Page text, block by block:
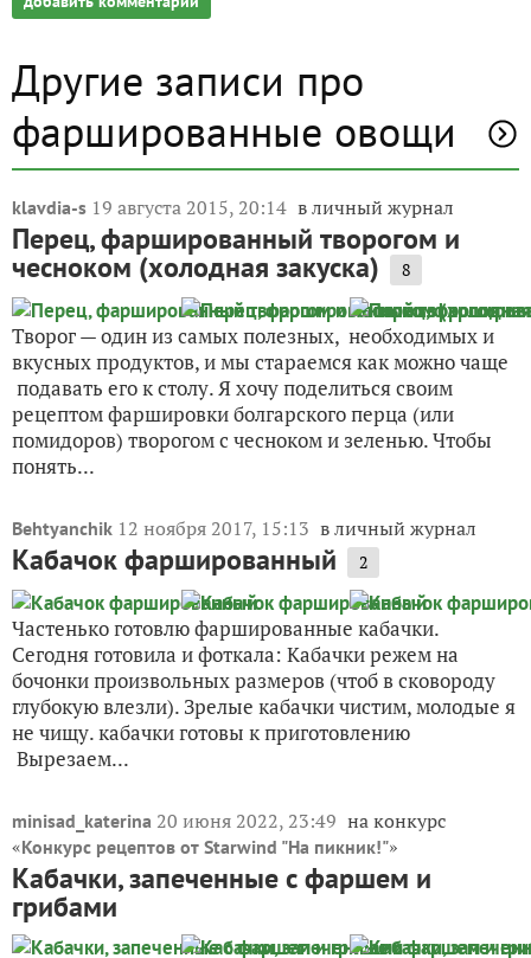
Другие записи про
фаршированные овощи
klavdia-s 19 августа 2015, 20:14 в личный журнал
Перец, фаршированный творогом и
чесноком (холодная закуска) 8
Творог — один из самых полезных, необходимых и
вкусных продуктов, и мы стараемся как можно чаще
подавать его к столу. Я хочу поделиться своим
рецептом фаршировки болгарского перца (или
помидоров) творогом с чесноком и зеленью. Чтобы
понять...
Behtyanchik 12 ноября 2017, 15:13 в личный журнал
Кабачок фаршированный 2
Частенько готовлю фаршированные кабачки.
Сегодня готовила и фоткала: Кабачки режем на
бочонки произвольных размеров (чтоб в сковороду
глубокую влезли). Зрелые кабачки чистим, молодые я
не чищу. кабачки готовы к приготовлению
Вырезаем...
minisad_katerina 20 июня 2022, 23:49 на конкурс
«Конкурс рецептов от Starwind "На пикник!"»
Кабачки, запеченные с фаршем и
грибами